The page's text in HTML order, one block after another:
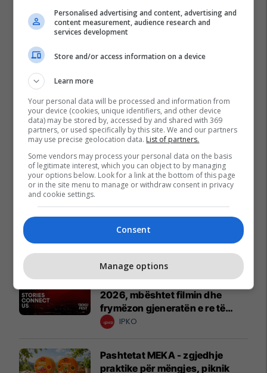
Promo Reklamo këtu
IPKO, Sponsor i Artë i DokuFest
2026, mbështet filmin dhe
frymëzon gjeneratën e re të
krijuesve
IPKO
Pashtetat MEKA - zgjedhje
praktike për mëngjes, piknik
Personalised advertising and content, advertising and
content measurement, audience research and
services development
Store and/or access information on a device
Learn more
Your personal data will be processed and information from
your device (cookies, unique identifiers, and other device
data) may be stored by, accessed by and shared with 369
partners, or used specifically by this site. We and our partners
may use precise geolocation data. List of partners.
Some vendors may process your personal data on the basis
of legitimate interest, which you can object to by managing
your options below. Look for a link at the bottom of this page
or in the site menu to manage or withdraw consent in privacy
and cookie settings.
Consent
Manage options